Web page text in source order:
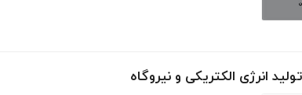
انرژی الکتریکی و نیروگاه